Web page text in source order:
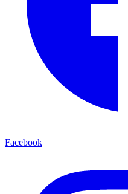
Facebook